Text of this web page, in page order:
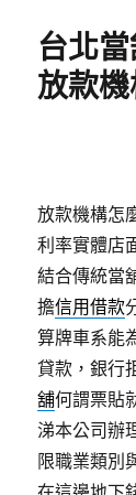
台北
放款
放款機構怎
利率實體店
結合傳統當
擔信用借款
算牌車系能
貸款，銀行
舖何謂票貼
涕本公司辦
限職業類別